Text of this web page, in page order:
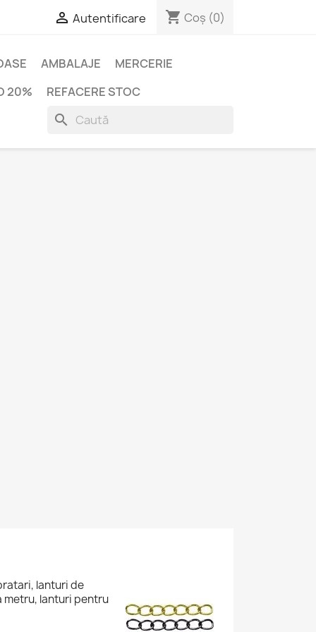
 Autentificare shopping_cart Coș (0)
AMBALAJE
MERCERIE
20%
REFACERE STOC
search
lanturi de
metru, lanturi pentru